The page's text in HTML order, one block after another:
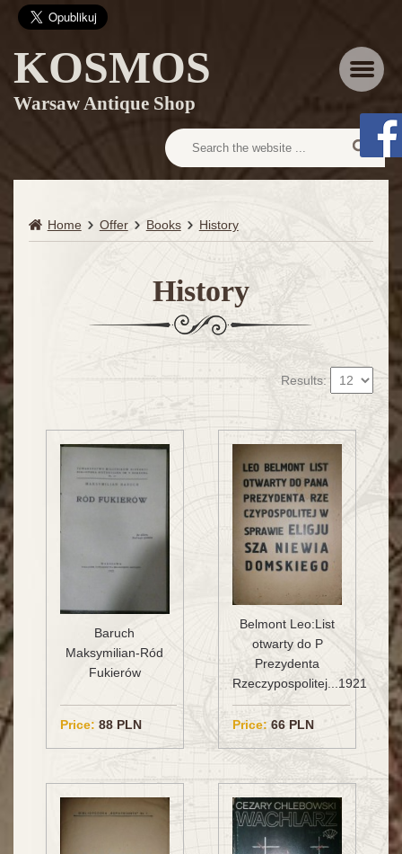
KOSMOS
Warsaw Antique Shop
Home Offer Books History
History
Results:
Baruch
Maksymilian-Ród
Fukierów
Price: 88 PLN
Belmont Leo:List
otwarty do P
Prezydenta
Rzeczypospolitej...1921
Price: 66 PLN